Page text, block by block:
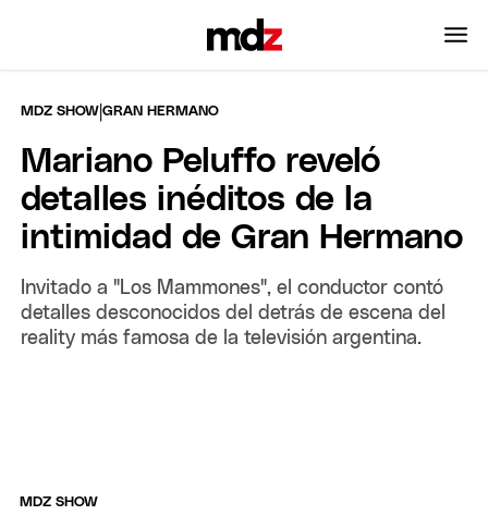
MDZ SHOW |GRAN HERMANO
Mariano Peluffo reveló
detalles inéditos de la
intimidad de Gran Hermano
Invitado a "Los Mammones", el conductor contó
detalles desconocidos del detrás de escena del
reality más famosa de la televisión argentina.
MDZ SHOW